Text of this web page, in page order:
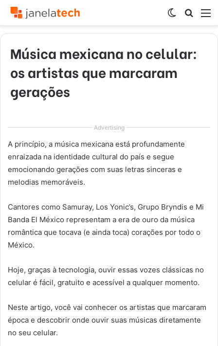
por
Switch
skin
Música mexicana no celular:
os artistas que marcaram
gerações
Advertising
A princípio, a música mexicana está profundamente
enraizada na identidade cultural do país e segue
emocionando gerações com suas letras sinceras e
melodias memoráveis.
Cantores como Samuray, Los Yonic’s, Grupo Bryndis e Mi
Banda El México representam a era de ouro da música
romântica que tocava (e ainda toca) corações por todo o
México.
Hoje, graças à tecnologia, ouvir essas vozes clássicas no
celular é fácil, gratuito e acessível a qualquer momento.
Neste artigo, você vai conhecer os artistas que marcaram
época e descobrir onde ouvir suas músicas diretamente
no seu celular.